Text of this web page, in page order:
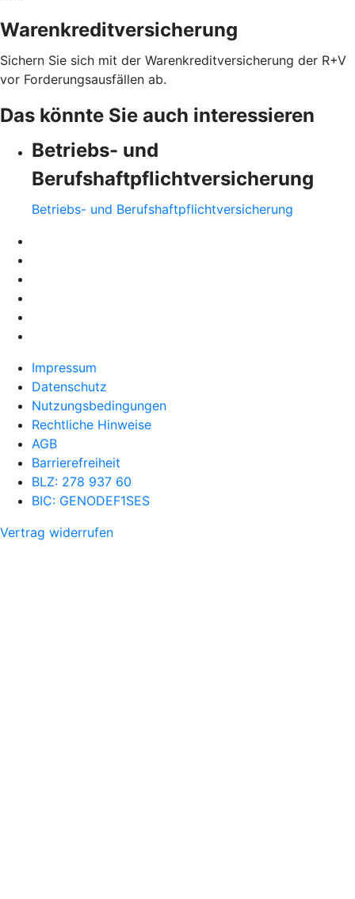
Warenkreditversicherung
Sichern Sie sich mit der Warenkreditversicherung der R+V
vor Forderungsausfällen ab.
Das könnte Sie auch interessieren
Betriebs- und
Berufshaftpflichtversicherung
Betriebs- und Berufshaftpflichtversicherung
Impressum
Datenschutz
Nutzungsbedingungen
Rechtliche Hinweise
AGB
Barrierefreiheit
BLZ: 278 937 60
BIC: GENODEF1SES
Vertrag widerrufen